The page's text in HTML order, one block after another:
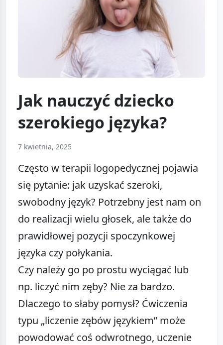
Jak nauczyć dziecko
szerokiego języka?
7 kwietnia, 2025
Często w terapii logopedycznej pojawia
się pytanie: jak uzyskać szeroki,
swobodny język? Potrzebny jest nam on
do realizacji wielu głosek, ale także do
prawidłowej pozycji spoczynkowej
języka czy połykania.
Czy należy go po prostu wyciągać lub
np. liczyć nim zęby? Nie za bardzo.
Dlaczego to słaby pomysł? Ćwiczenia
typu „liczenie zębów językiem” może
powodować coś odwrotnego, uczenie